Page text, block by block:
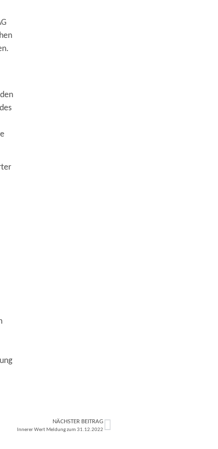
NÄCHSTER BEITRAG
Innerer Wert Meldung zum 31.12.2022